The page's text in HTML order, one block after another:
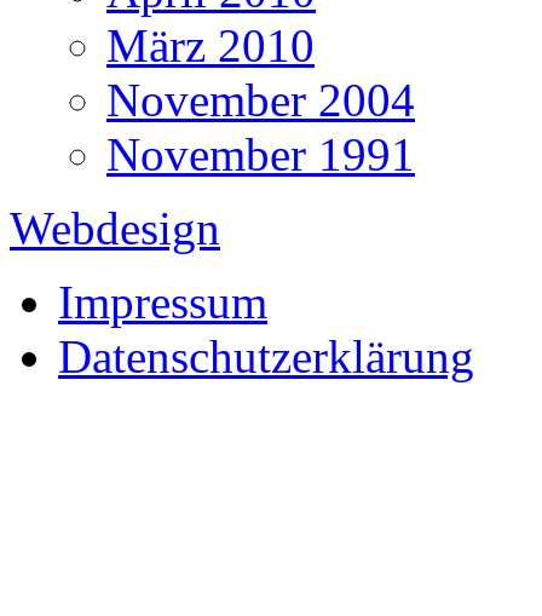
März 2010
November 2004
November 1991
Webdesign
Impressum
Datenschutzerklärung